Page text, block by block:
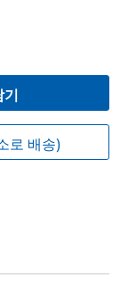
기
로 배송)